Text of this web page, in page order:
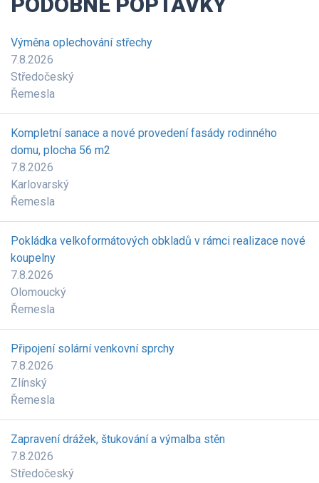
Výměna oplechování střechy
7.8.2026
Středočeský
Řemesla
Kompletní sanace a nové provedení fasády rodinného
domu, plocha 56 m2
7.8.2026
Karlovarský
Řemesla
Pokládka velkoformátových obkladů v rámci realizace nové
koupelny
7.8.2026
Olomoucký
Řemesla
Připojení solární venkovní sprchy
7.8.2026
Zlínský
Řemesla
Zapravení drážek, štukování a výmalba stěn
7.8.2026
Středočeský